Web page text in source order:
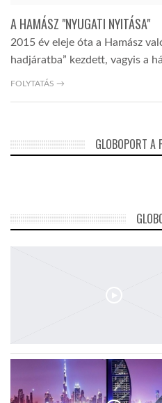
TROPICALMAGAZIN
GLOBOBOOK
A HAMÁSZ "NYUGATI NYITÁSA"
2015 év eleje óta a Hamász
hadjáratba” kezdett, vagyis a
FOLYTATÁS →
GLOBOPORT A